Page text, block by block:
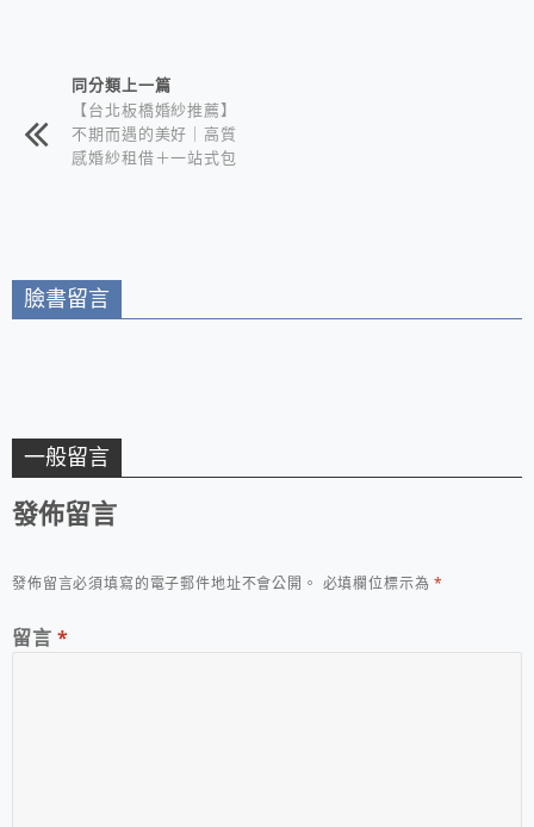
相連文章同分類上一篇
【台北板橋婚紗推薦】
不期而遇的美好｜高質
感婚紗租借＋一站式包
臉書留言
一般留言
發佈留言
發佈留言必須填寫的電子郵件地址不會公開。 必填欄位標示為*
留言 *